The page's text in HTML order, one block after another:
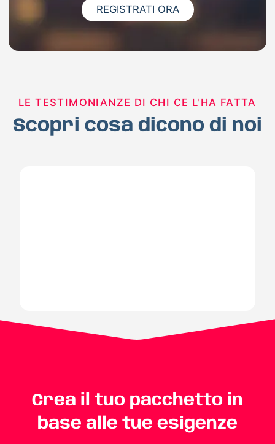
REGISTRATI ORA
LE TESTIMONIANZE DI CHI CE L'HA FATTA
Scopri cosa dicono di noi
Crea il tuo pacchetto in
base alle tue esigenze